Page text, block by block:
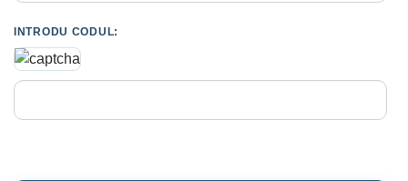
INTRODU CODUL: